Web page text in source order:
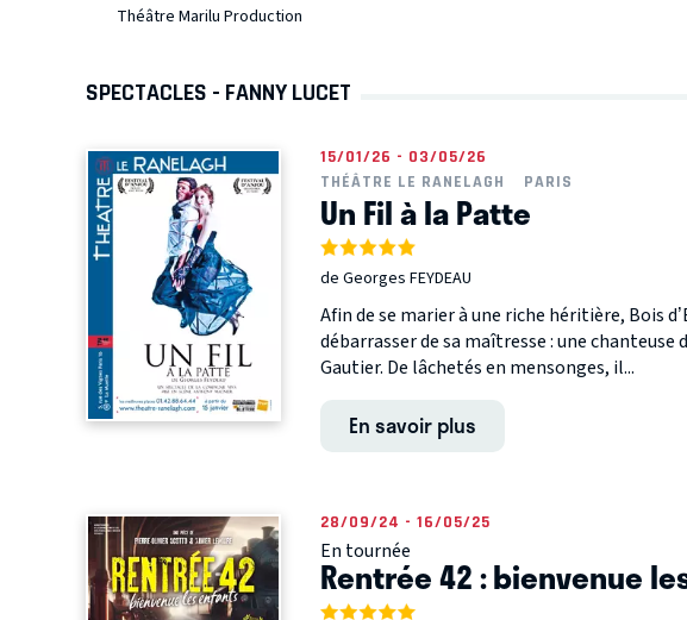
Théâtre Marilu Production
SPECTACLES - FANNY LUCET
15/01/26 - 03/05/26
THÉÂTRE LE RANELAGH
PARIS
Un Fil à la Patte
de Georges FEYDEAU
Afin de se marier à une riche héritière, Bois
débarrasser de sa maîtresse : une
Gautier. De lâchetés en mensonges, il...
En savoir plus
28/09/24 - 16/05/25
En tournée
Rentrée 42 : bienvenue